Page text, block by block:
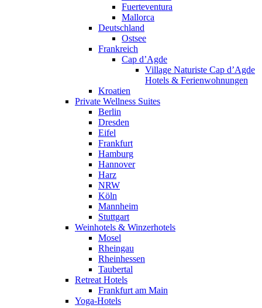
Fuerteventura
Mallorca
Deutschland
Ostsee
Frankreich
Cap d’Agde
Village Naturiste Cap d’Agde
Hotels & Ferienwohnungen
Kroatien
Private Wellness Suites
Berlin
Dresden
Eifel
Frankfurt
Hamburg
Hannover
Harz
NRW
Köln
Mannheim
Stuttgart
Weinhotels & Winzerhotels
Mosel
Rheingau
Rheinhessen
Taubertal
Retreat Hotels
Frankfurt am Main
Yoga-Hotels